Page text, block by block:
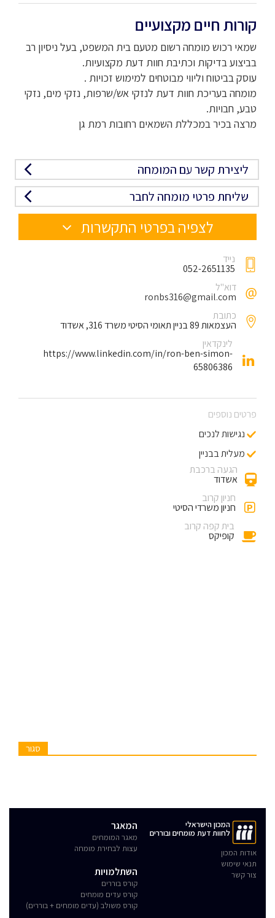
קורות חיים מקצועיים
שמאי רכוש מומחה רשום מטעם בית המשפט, בעל ניסיון רב
בביצוע בדיקות וכתיבת חוות דעת מקצועיות.
עוסק בביטוח וליווי מבוטחים למימוש זכויות .
מומחה בעריכת חוות דעת לנזקי אש/שרפות, נזקי מים, נזקי
טבע, חבויות.
מרצה בכיר במכללת השמאים רחובות רמת גן
ליצירת קשר עם המומחה
שליחת פרטי מומחה לחבר
לצפיה בפרטי התקשרות
נייד
052-2651135
דוא"ל
ronbs316@gmail.com
כתובת
העצמאות 89 בניין תאומי הסיטי משרד 316, אשדוד
לינקדאין
https://www.linkedin.com/in/ron-ben-simon-
65806386
פרטים נוספים
נגישות לנכים
מעלית בבניין
הגעה ברכבת
אשדוד
P
חניון קרוב
חניון משרדי הסיטי
בית קפה קרוב
קופיקס
סגור
המכון הישראלי
לחוות דעת מומחים ובוררים
אודות המכון
תנאי שימוש
צור קשר
המאגר
מאגר המומחים
עצות לבחירת מומחה
השתלמויות
קורס בוררים
קורס עדים מומחים
קורס משולב (עדים מומחים + בוררים)